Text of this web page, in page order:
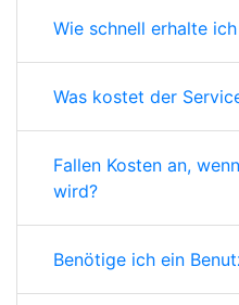
Wie schnell erhalte
Was kostet der
Fallen Kosten an,
wird?
Benötige ich ein